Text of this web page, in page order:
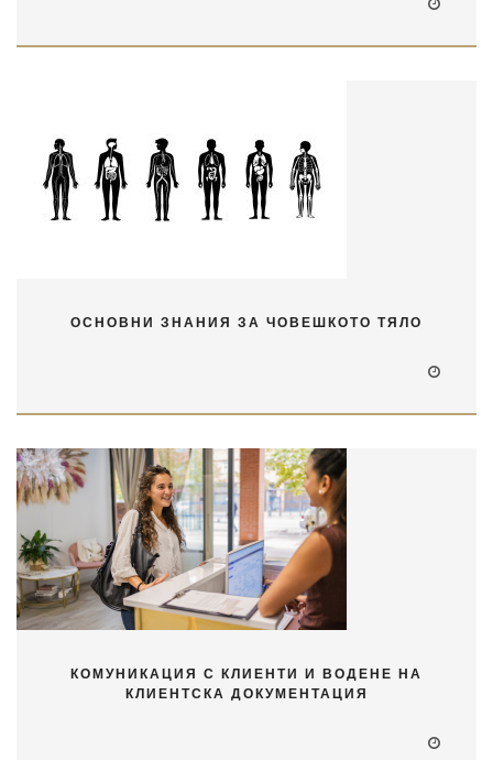
ОСНОВНИ ЗНАНИЯ ЗА ЧОВЕШКОТО ТЯЛО
КОМУНИКАЦИЯ С КЛИЕНТИ И ВОДЕНЕ НА
КЛИЕНТСКА ДОКУМЕНТАЦИЯ